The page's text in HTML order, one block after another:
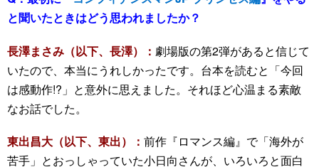
と聞いたときはどう思われましたか？
長澤まさみ（以下、長澤）： 劇場版の第2弾があると信じて
いたので、本当にうれしかったです。台本を読むと「今回
は感動作!?」と意外に思えました。それほど心温まる素敵
なお話でした。
東出昌大（以下、東出）： 前作『ロマンス編』で「海外が
苦手」とおっしゃっていた小日向さんが、いろいろと面白